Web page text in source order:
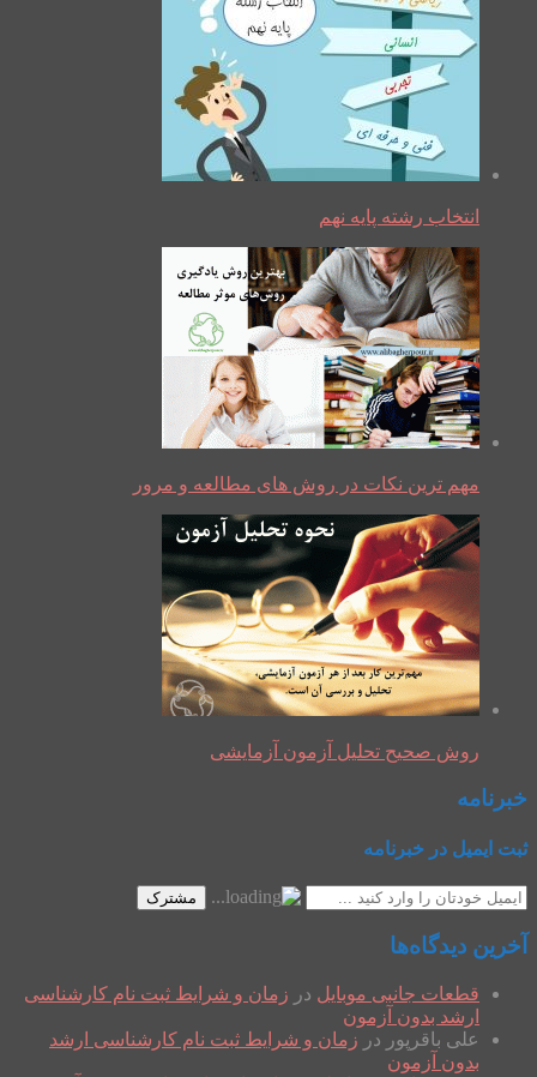
انتخاب رشته پایه نهم
مهم ترین نکات در روش های مطالعه و مرور
روش صحیح تحلیل آزمون آزمایشی
خبرنامه
ثبت ایمیل در خبرنامه
مشترک
آخرین دیدگاه‌ها
قطعات جانبی موبایل در زمان و شرایط ثبت نام کارشناسی
ارشد بدون آزمون
علی باقرپور در زمان و شرایط ثبت نام کارشناسی ارشد
بدون آزمون